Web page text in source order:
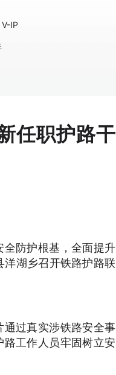
V-IP
任职护路干
防护根基，全面提升
湖乡召开铁路护路联
过真实涉铁路安全事
工作人员牢固树立安